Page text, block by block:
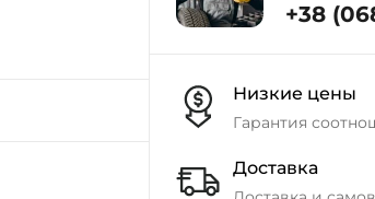
+38
Низкие цены
Гарантия
Доставка